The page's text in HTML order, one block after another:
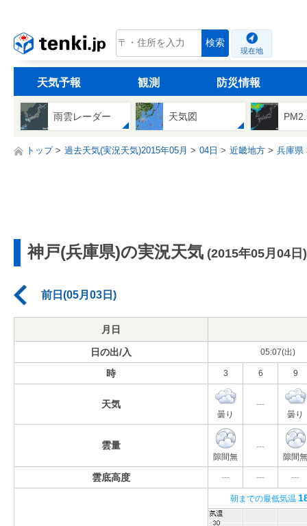
tenki.jp 検索
現在地
天気予報 観測 防災情報
雨雲レーダー 天気図
トップ 過去天気(実況天気)2015年05月 04日 近畿地方 兵庫県
神戸(兵庫県)の実況天気 (2015年05月04日)
前日(05月03日)
月日
日の出/入 05:07(出)
時 3 6 9
天気
曇り
---
曇り
雲量
隙間無
---
隙間無
雲底高度 --- --- ---
朝までの最低気温